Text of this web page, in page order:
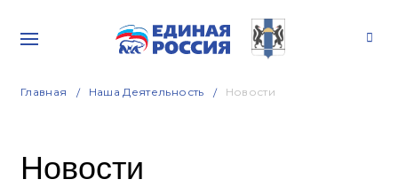
Главная Наша Деятельность Новости
Новости